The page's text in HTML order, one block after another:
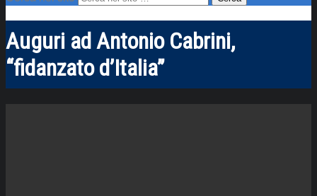
Auguri ad Antonio Cabrini,
“fidanzato d’Italia”